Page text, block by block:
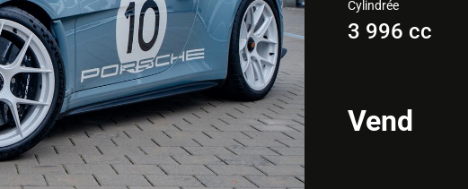
Cylindrée
3 996 cc
Vend